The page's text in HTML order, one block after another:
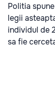
Politia
legii
individul de
sa fie